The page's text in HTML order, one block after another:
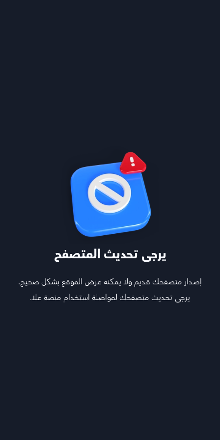
يرجى تحديث المتصفح
إصدار متصفحك قديم ولا يمكنه عرض الموقع بشكل صحيح.
يرجى تحديث متصفحك لمواصلة استخدام منصة علا.